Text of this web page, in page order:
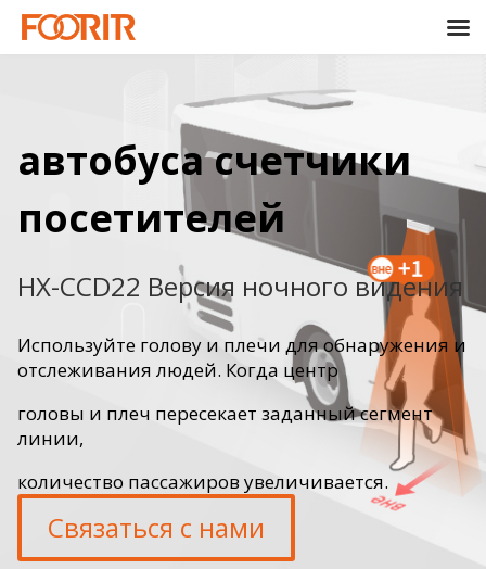
автобуса счетчики
посетителей
HX-CCD22 Версия ночного видения
Используйте голову и плечи для обнаружения и
отслеживания людей. Когда центр
головы и плеч пересекает заданный сегмент
линии,
количество пассажиров увеличивается.
Связаться с нами